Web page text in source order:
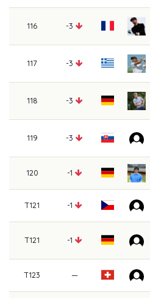
116 -3
117 -3
118 -3
119 -3
120 -1
T121 -1
T121 -1
T123 —